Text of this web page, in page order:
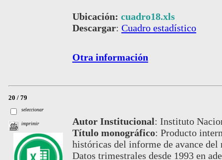
Ubicación: cuadro18.xls
Descargar: Cuadro estadístico
Otra información
20 / 79
seleccionar
imprimir Autor Institucional: Instituto
Título monográfico: Producto
históricas del informe de avance
Datos trimestrales desde 1993 en